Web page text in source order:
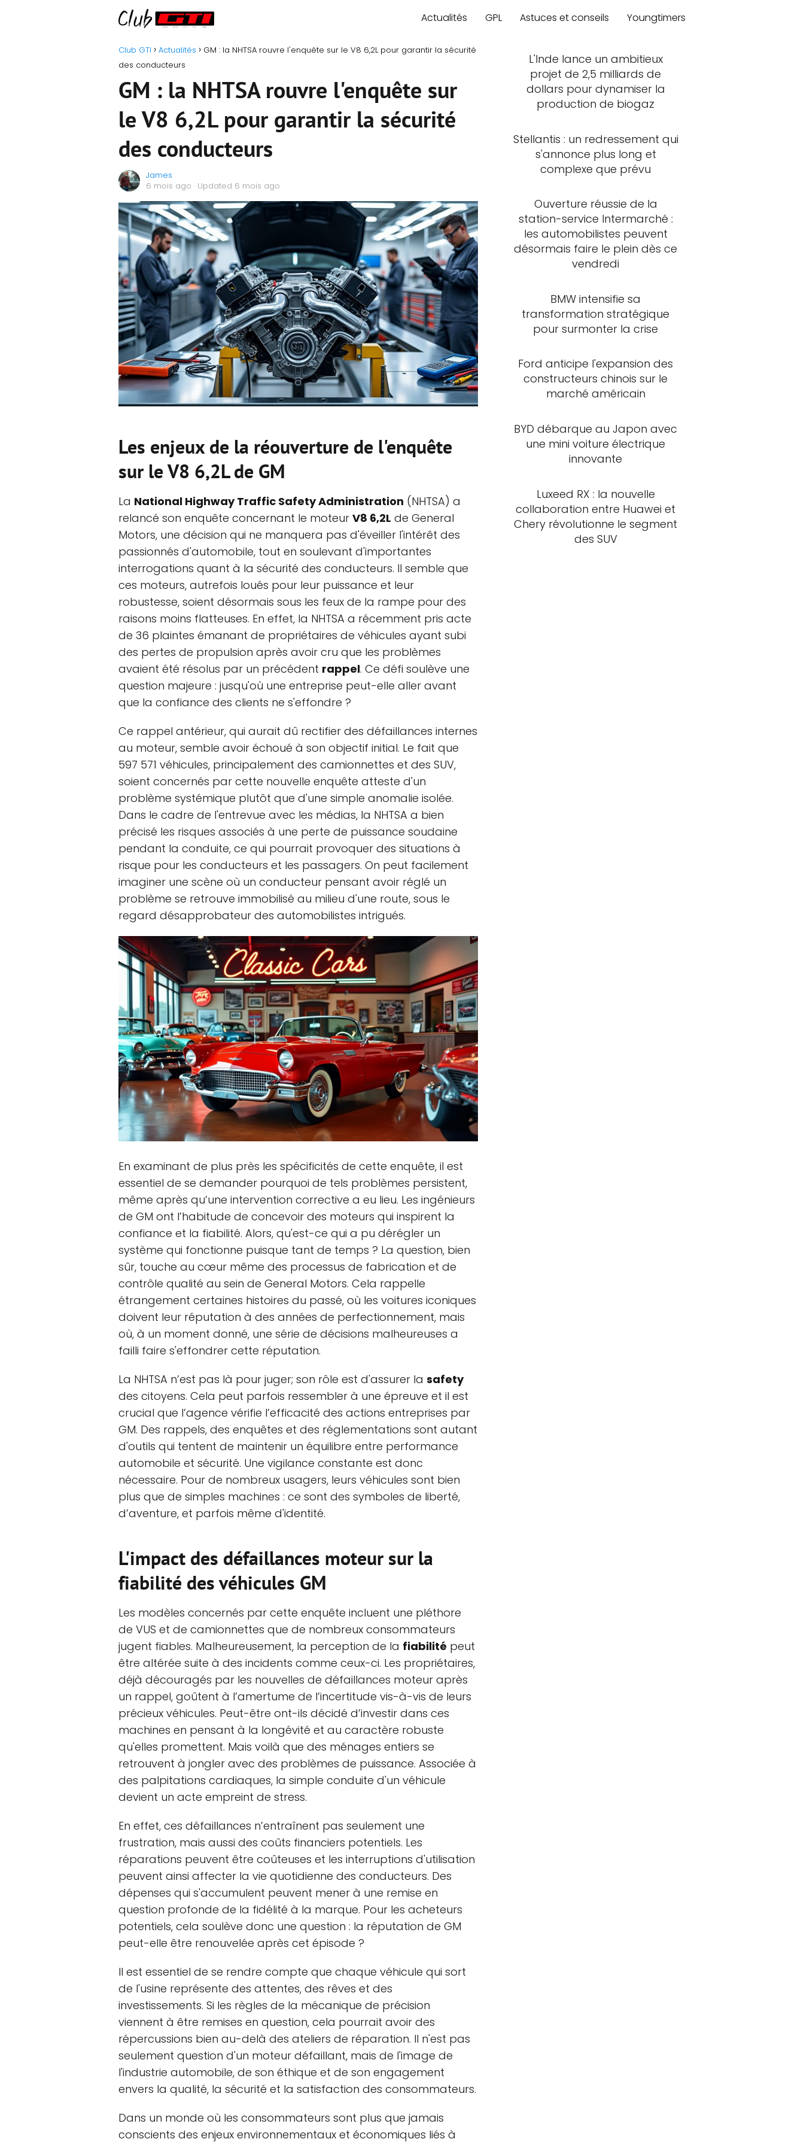
Actualités GPL Astuces et conseils Youngtimers
Club GTI Actualités
GM : la NHTSA rouvre l'enquête sur le V8 6,2L pour garantir la sécurité
des conducteurs
GM : la NHTSA rouvre l'enquête sur
le V8 6,2L pour garantir la sécurité
des conducteurs
James
6 mois ago · Updated 6 mois ago
Les enjeux de la réouverture de l'enquête
sur le V8 6,2L de GM
La National Highway Traffic Safety Administration (NHTSA) a
relancé son enquête concernant le moteur V8 6,2L de General
Motors, une décision qui ne manquera pas d'éveiller l'intérêt des
passionnés d'automobile, tout en soulevant d'importantes
interrogations quant à la sécurité des conducteurs. Il semble que
ces moteurs, autrefois loués pour leur puissance et leur
robustesse, soient désormais sous les feux de la rampe pour des
raisons moins flatteuses. En effet, la NHTSA a récemment pris acte
de 36 plaintes émanant de propriétaires de véhicules ayant subi
des pertes de propulsion après avoir cru que les problèmes
avaient été résolus par un précédent rappel. Ce défi soulève une
question majeure : jusqu'où une entreprise peut-elle aller avant
que la confiance des clients ne s'effondre ?
Ce rappel antérieur, qui aurait dû rectifier des défaillances internes
au moteur, semble avoir échoué à son objectif initial. Le fait que
597 571 véhicules, principalement des camionnettes et des SUV,
soient concernés par cette nouvelle enquête atteste d'un
problème systémique plutôt que d'une simple anomalie isolée.
Dans le cadre de l'entrevue avec les médias, la NHTSA a bien
précisé les risques associés à une perte de puissance soudaine
pendant la conduite, ce qui pourrait provoquer des situations à
risque pour les conducteurs et les passagers. On peut facilement
imaginer une scène où un conducteur pensant avoir réglé un
problème se retrouve immobilisé au milieu d'une route, sous le
regard désapprobateur des automobilistes intrigués.
En examinant de plus près les spécificités de cette enquête, il est
essentiel de se demander pourquoi de tels problèmes persistent,
même après qu’une intervention corrective a eu lieu. Les ingénieurs
de GM ont l’habitude de concevoir des moteurs qui inspirent la
confiance et la fiabilité. Alors, qu'est-ce qui a pu dérégler un
système qui fonctionne puisque tant de temps ? La question, bien
sûr, touche au cœur même des processus de fabrication et de
contrôle qualité au sein de General Motors. Cela rappelle
étrangement certaines histoires du passé, où les voitures iconiques
doivent leur réputation à des années de perfectionnement, mais
où, à un moment donné, une série de décisions malheureuses a
failli faire s'effondrer cette réputation.
La NHTSA n’est pas là pour juger; son rôle est d'assurer la safety
des citoyens. Cela peut parfois ressembler à une épreuve et il est
crucial que l’agence vérifie l’efficacité des actions entreprises par
GM. Des rappels, des enquêtes et des réglementations sont autant
d'outils qui tentent de maintenir un équilibre entre performance
automobile et sécurité. Une vigilance constante est donc
nécessaire. Pour de nombreux usagers, leurs véhicules sont bien
plus que de simples machines : ce sont des symboles de liberté,
d’aventure, et parfois même d'identité.
L'impact des défaillances moteur sur la
fiabilité des véhicules GM
Les modèles concernés par cette enquête incluent une pléthore
de VUS et de camionnettes que de nombreux consommateurs
jugent fiables. Malheureusement, la perception de la fiabilité peut
être altérée suite à des incidents comme ceux-ci. Les propriétaires,
déjà découragés par les nouvelles de défaillances moteur après
un rappel, goûtent à l’amertume de l’incertitude vis-à-vis de leurs
précieux véhicules. Peut-être ont-ils décidé d’investir dans ces
machines en pensant à la longévité et au caractère robuste
qu'elles promettent. Mais voilà que des ménages entiers se
retrouvent à jongler avec des problèmes de puissance. Associée à
des palpitations cardiaques, la simple conduite d'un véhicule
devient un acte empreint de stress.
En effet, ces défaillances n’entraînent pas seulement une
frustration, mais aussi des coûts financiers potentiels. Les
réparations peuvent être coûteuses et les interruptions d'utilisation
peuvent ainsi affecter la vie quotidienne des conducteurs. Des
dépenses qui s'accumulent peuvent mener à une remise en
question profonde de la fidélité à la marque. Pour les acheteurs
potentiels, cela soulève donc une question : la réputation de GM
peut-elle être renouvelée après cet épisode ?
Il est essentiel de se rendre compte que chaque véhicule qui sort
de l'usine représente des attentes, des rêves et des
investissements. Si les règles de la mécanique de précision
viennent à être remises en question, cela pourrait avoir des
répercussions bien au-delà des ateliers de réparation. Il n'est pas
seulement question d'un moteur défaillant, mais de l'image de
l'industrie automobile, de son éthique et de son engagement
envers la qualité, la sécurité et la satisfaction des consommateurs.
Dans un monde où les consommateurs sont plus que jamais
conscients des enjeux environnementaux et économiques liés à
L'Inde lance un ambitieux
projet de 2,5 milliards de
dollars pour dynamiser la
production de biogaz
Stellantis : un redressement qui
s'annonce plus long et
complexe que prévu
Ouverture réussie de la
station-service Intermarché :
les automobilistes peuvent
désormais faire le plein dès ce
vendredi
BMW intensifie sa
transformation stratégique
pour surmonter la crise
Ford anticipe l'expansion des
constructeurs chinois sur le
marché américain
BYD débarque au Japon avec
une mini voiture électrique
innovante
Luxeed RX : la nouvelle
collaboration entre Huawei et
Chery révolutionne le segment
des SUV